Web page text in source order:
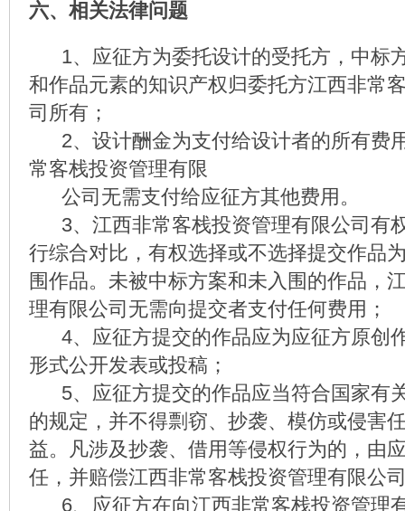
六、相关法律问题
1、应征方为委托设计的受托方，中标
和作品元素的知识产权归委托方江西非常
司所有；
2、设计酬金为支付给设计者的所有费
常客栈投资管理有限
公司无需支付给应征方其他费用。
3、江西非常客栈投资管理有限公司有
行综合对比，有权选择或不选择提交作品
围作品。未被中标方案和未入围的作品，
理有限公司无需向提交者支付任何费用；
4、应征方提交的作品应为应征方原创
形式公开发表或投稿；
5、应征方提交的作品应当符合国家有
的规定，并不得剽窃、抄袭、模仿或侵害
益。凡涉及抄袭、借用等侵权行为的，由
任，并赔偿江西非常客栈投资管理有限公
6、应征方在向江西非常客栈投资管理